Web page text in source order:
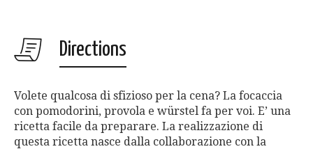
Directions
Volete qualcosa di sfizioso per la cena? La focaccia
con pomodorini, provola e würstel fa per voi. E’ una
ricetta facile da preparare. La realizzazione di
questa ricetta nasce dalla collaborazione con la